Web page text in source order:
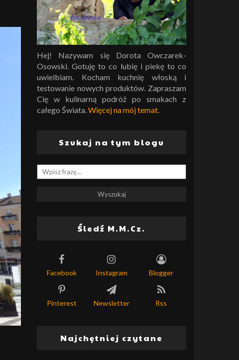
Hej! Nazywam się Dorota Owczarek-
Osowski. Gotuję to co lubię i piekę to co
uwielbiam. Kocham kuchnię włoską i
testowanie nowych produktów. Zapraszam
Cię w kulinarną podróż po smakach z
całego Świata.Więcej na mój temat.
Szukaj na tym blogu
Śledź M.M.Cz.
Facebook Instagram Blogger
Pinterest Newsletter Rss
Najchętniej czytane